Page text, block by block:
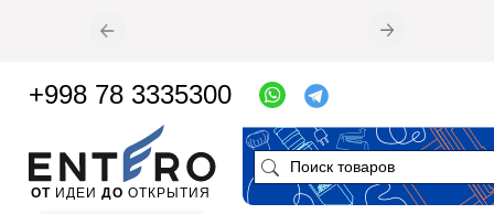
ОТ ИДЕИ ДО ОТКРЫТИЯ
+998 78 3335300